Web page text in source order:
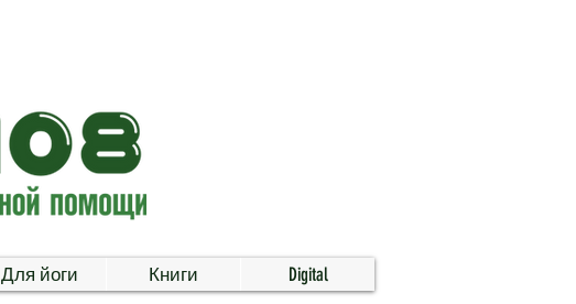
Для йоги Книги Digital